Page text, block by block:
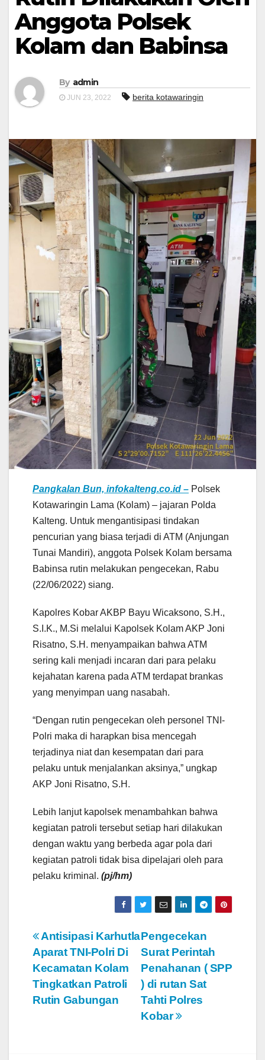
Anggota Polsek
Kolam dan Babinsa
By admin
JUN 23, 2022 berita kotawaringin
Pangkalan Bun, infokalteng.co.id – Polsek
Kotawaringin Lama (Kolam) – jajaran Polda
Kalteng. Untuk mengantisipasi tindakan
pencurian yang biasa terjadi di ATM (Anjungan
Tunai Mandiri), anggota Polsek Kolam bersama
Babinsa rutin melakukan pengecekan, Rabu
(22/06/2022) siang.
Kapolres Kobar AKBP Bayu Wicaksono, S.H.,
S.I.K., M.Si melalui Kapolsek Kolam AKP Joni
Risatno, S.H. menyampaikan bahwa ATM
sering kali menjadi incaran dari para pelaku
kejahatan karena pada ATM terdapat brankas
yang menyimpan uang nasabah.
“Dengan rutin pengecekan oleh personel TNI-
Polri maka di harapkan bisa mencegah
terjadinya niat dan kesempatan dari para
pelaku untuk menjalankan aksinya,” ungkap
AKP Joni Risatno, S.H.
Lebih lanjut kapolsek menambahkan bahwa
kegiatan patroli tersebut setiap hari dilakukan
dengan waktu yang berbeda agar pola dari
kegiatan patroli tidak bisa dipelajari oleh para
pelaku kriminal. (pj/hm)
N
a
v
Pengecekan
Surat Perintah
Penahanan ( SPP
) di rutan Sat
Tahti Polres
Kobar
Antisipasi Karhutla
Aparat TNI-Polri Di
Kecamatan Kolam
Tingkatkan Patroli
Rutin Gabungan